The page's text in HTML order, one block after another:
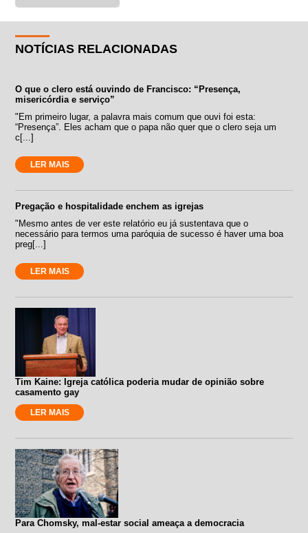
NOTÍCIAS RELACIONADAS
O que o clero está ouvindo de Francisco: “Presença,
misericórdia e serviço”
"Em primeiro lugar, a palavra mais comum que ouvi foi esta:
“Presença”. Eles acham que o papa não quer que o clero seja um
c[...]
LER MAIS
Pregação e hospitalidade enchem as igrejas
"Mesmo antes de ver este relatório eu já sustentava que o
necessário para termos uma paróquia de sucesso é haver uma boa
preg[...]
LER MAIS
Tim Kaine: Igreja católica poderia mudar de opinião sobre
casamento gay
LER MAIS
Para Chomsky, mal-estar social ameaça a democracia